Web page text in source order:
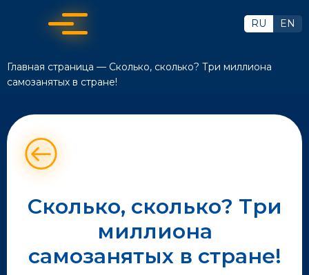
RU EN
Главная страница — Сколько, сколько? Три миллиона
самозанятых в стране!
Сколько, сколько? Три
миллиона
самозанятых в стране!